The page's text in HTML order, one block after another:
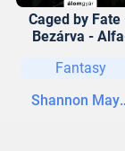
Caged by Fate
Bezárva -
Fantasy
Shannon